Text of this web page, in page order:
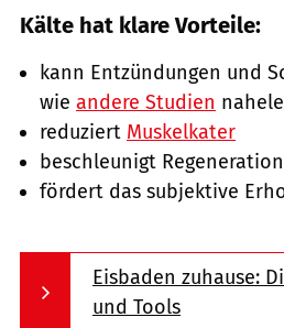
Kälte hat klare Vorteile:
kann Entzündungen und
wie andere Studien
reduziert Muskelkater
beschleunigt Regeneration
fördert das subjektive
Eisbaden zuhause:
und Tools